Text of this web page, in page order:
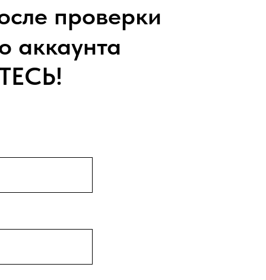
проверки
аккаунта